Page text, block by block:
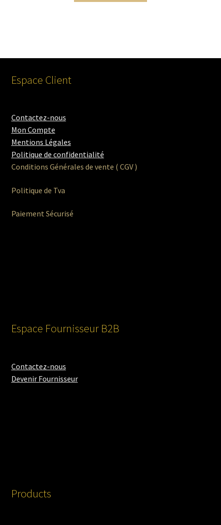
Espace Client
Contactez-nous
Mon Compte
Mentions Légales
Politique de confidentialité
Conditions Générales de vente ( CGV )
Politique de Tva
Paiement Sécurisé
Espace Fournisseur B2B
Contactez-nous
Devenir Fournisseur
Products